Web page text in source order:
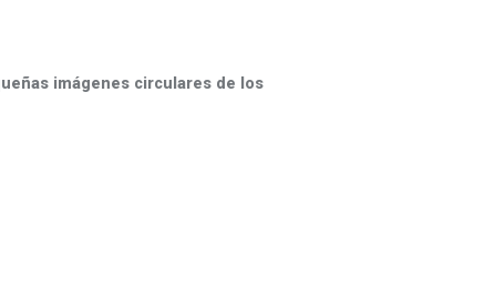
imágenes circulares de los